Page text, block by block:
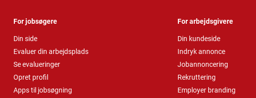
For jobsøgere
Din side
Evaluer din arbejdsplads
Se evalueringer
Opret profil
Apps til jobsøgning
For arbejdsgivere
Din kundeside
Indryk annonce
Jobannoncering
Rekruttering
Employer branding